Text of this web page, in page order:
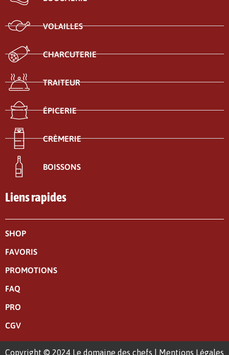
VOLAILLES
CHARCUTERIE
TRAITEUR
ÉPICERIE
CRÈMERIE
BOISSONS
Liens rapides
SHOP
FAVORIS
PROMOTIONS
FAQ
PRO
CGV
Copyright © 2024 Le domaine des chefs | Mentions Légales